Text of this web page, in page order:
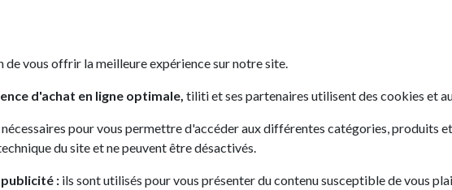
de vous offrir la meilleure expérience sur notre site.
d'achat en ligne optimale, tiliti et ses partenaires utilisent des cookies et
pour vous permettre d'accéder aux différentes catégories, produits
du site et ne peuvent être désactivés.
: ils sont utilisés pour vous présenter du contenu susceptible de vous